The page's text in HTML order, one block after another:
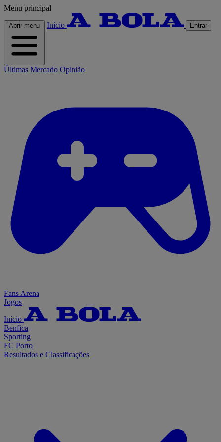
Menu principal
Abrir menu Início Entrar
Últimas Mercado Opinião
Fans Arena
Jogos
Início
Benfica
Sporting
FC Porto
Resultados e Classificações